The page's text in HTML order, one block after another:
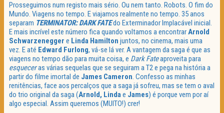
Prosseguimos num registo mais sério. Ou nem tanto. Robots. O fim do
Mundo. Viagens no tempo. E viajamos realmente no tempo. 35 anos
separam TERMINATOR: DARK FATEdo Exterminador Implacável inicial.
E mais incrível este número fica quando voltamos a encontrarArnold
Schwarzenegger e Linda Hamilton juntos, no cinema, mais uma
vez. E até Edward Furlong, vá-se lá ver. A vantagem da saga é que as
viagens no tempo dão para muita coisa, e Dark Fateaproveita para
esqueceras várias sequelas que se seguiram a T2 e pega na história a
partir do filme imortal de James Cameron. Confesso as minhas
renitências, face aos percalços que a saga já sofreu, mas se tem o aval
do trio original da saga (Arnold, Lindae James) é porque vem por aí
algo especial. Assim queremos (MUITO!) crer!